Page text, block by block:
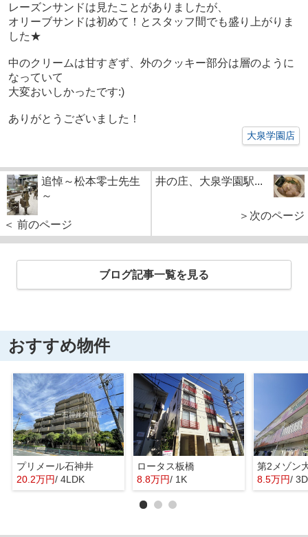
レーズンサンドは見たことがありましたが、
オリーブサンドは初めて！とスタッフ間でも盛り上がりま
した★
中のクリームは甘すぎず、外のクッキー部分は層のように
なっていて
大変おいしかったです:)
ありがとうございました！
大泉学園店
追悼～松本零士先生
～
＜ 前のページ
井の庄、大泉学園駅...
＞次のページ
ブログ記事一覧を見る
おすすめ物件
プリメール石神井
20.2万円/ 4LDK
ロータス板橋
8.8万円/ 1K
第2メゾン
8.5万円/